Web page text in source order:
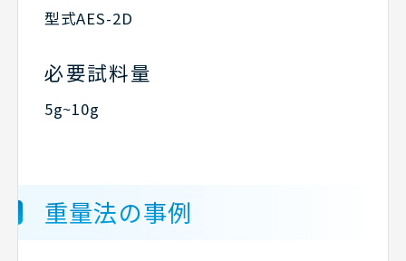
型式AES-2D
必要試料量
5g~10g
重量法の事例